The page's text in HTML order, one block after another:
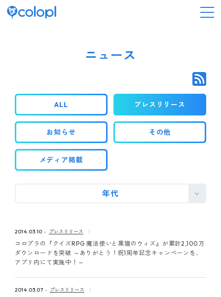
IR情報
採用情報
ピンマーク
EN
ニュース
ALL プレスリリース
お知らせ その他
メディア掲載
年代
2014.03.10 プレスリリース
コロプラの『クイズRPG 魔法使いと黒猫のウィズ』が累計2,100万
ダウンロードを突破 ～ありがとう！祝1周年記念キャンペーンを、
アプリ内にて実施中！～
2014.03.07 プレスリリース